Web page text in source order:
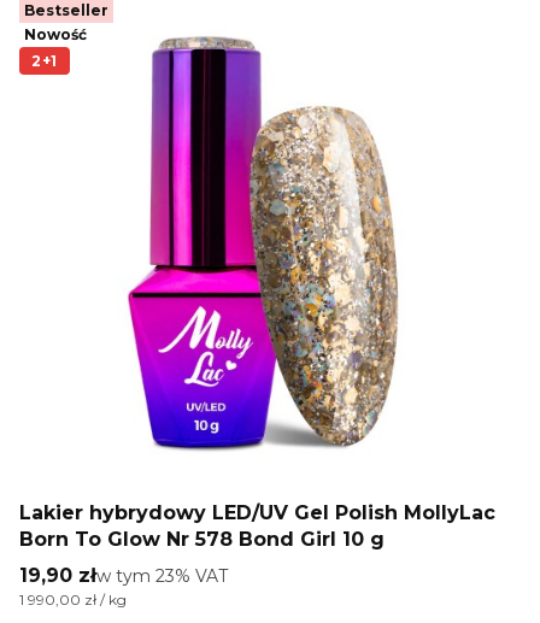
Bestseller
Nowość
2+1
Lakier hybrydowy LED/UV Gel Polish MollyLac
Born To Glow Nr 578 Bond Girl 10 g
Cena brutto
19,90 złw tym %s VAT
w tym 23% VAT
Cena jednostkowa brutto
1 990,00 zł / kg